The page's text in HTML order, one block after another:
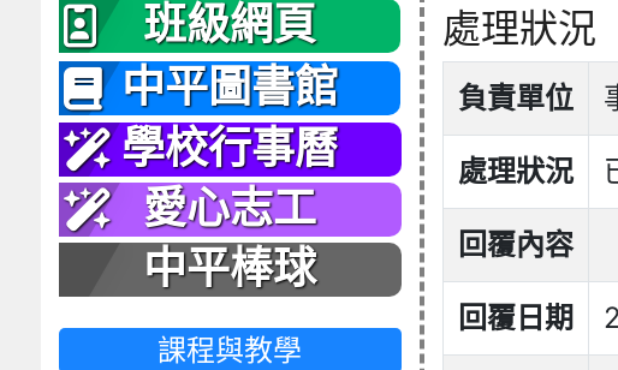
處理狀況
負責單位
處理狀況
回覆內容
回覆日期
班級網頁
中平圖書館
學校行事曆
愛心志工
中平棒球
課程與教學